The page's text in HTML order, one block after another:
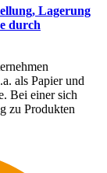
Lagerung
durch
als Papier und
Bei einer sich
zu Produkten